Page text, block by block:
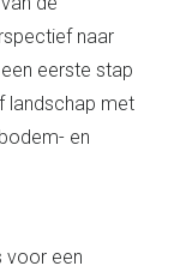
naar
eerste stap
landschap met
en
voor een